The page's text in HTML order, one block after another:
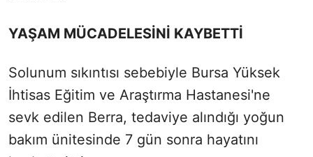
YAŞAM MÜCADELESİNİ KAYBETTİ
Solunum sıkıntısı sebebiyle Bursa Yüksek
İhtisas Eğitim ve Araştırma Hastanesi'ne
sevk edilen Berra, tedaviye alındığı yoğun
bakım ünitesinde 7 gün sonra hayatını